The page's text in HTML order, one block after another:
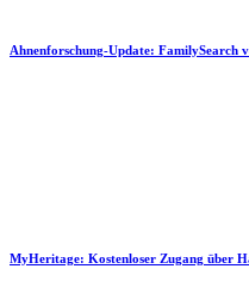
Ahnenforschung-Update: FamilySearch
MyHeritage: Kostenloser Zugang über